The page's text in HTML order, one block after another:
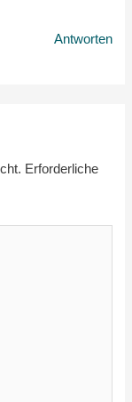
Antworten
Erforderliche